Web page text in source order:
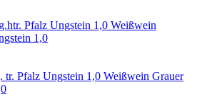
Weißwein
1,0
Weißwein Grauer